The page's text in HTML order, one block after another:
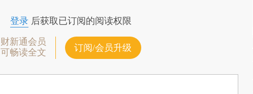
登录后获取已订阅的阅读权限
财新通会员
可畅读全文
订阅/会员升级